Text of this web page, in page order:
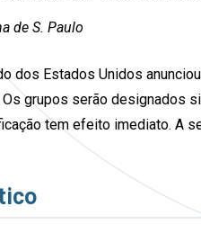
de S. Paulo
dos Estados Unidos
grupos serão designados
tem efeito imediato. A